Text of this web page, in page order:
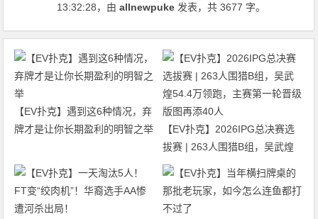
13:32:28，由allnewpuke 发表，共 3677 字。
【EV扑克】遇到这6种情况，弃
牌才是让你长期盈利的明智之举
【EV扑克】2026IPG总决赛选
拔赛 | 263人围猎B组，吴武煌
54.4万领跑，主赛第一轮晋级版
图再添40人